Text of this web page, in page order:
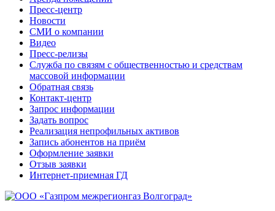
Пресс-центр
Новости
СМИ о компании
Видео
Пресс-релизы
Служба по связям с общественностью и средствам
массовой информации
Обратная связь
Контакт-центр
Запрос информации
Задать вопрос
Реализация непрофильных активов
Запись абонентов на приём
Оформление заявки
Отзыв заявки
Интернет-приемная ГД